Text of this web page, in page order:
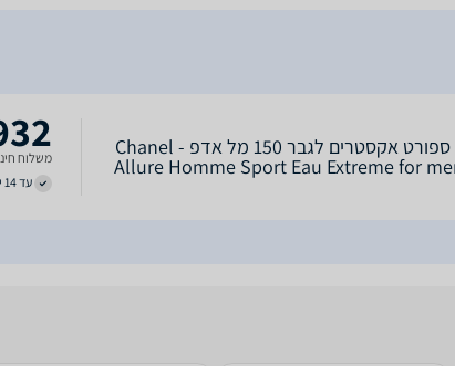
שאנל אלור הום ספורט אקסטרים לגבר 150 מל אדפ - Chanel
Allure Homme Sport Eau Extreme for
משלוח
עד 14 ימי עסקים